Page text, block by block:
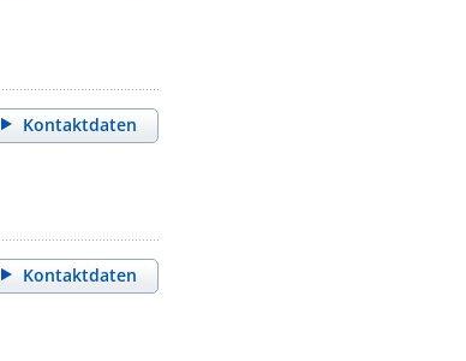
Kontaktdaten
Kontaktdaten